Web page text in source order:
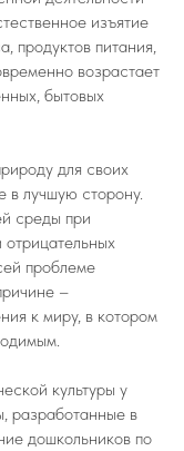
изъятие
продуктов питания,
возрастает
бытовых
для своих
в лучшую сторону.
среды при
проблеме
–
к миру, в котором
культуры у
разработанные в
дошкольников по